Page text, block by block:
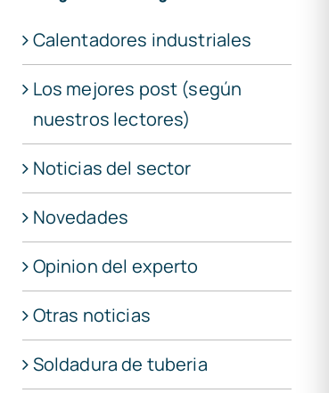
Calentadores industriales
Los mejores post (según
nuestros lectores)
Noticias del sector
Novedades
Opinion del experto
Otras noticias
Soldadura de tuberia